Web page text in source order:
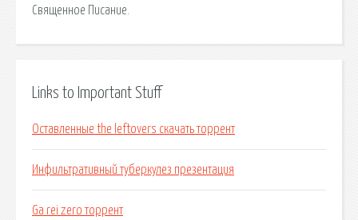
Священное Писание.
Links to Important Stuff
Оставленные the leftovers скачать торрент
Инфильтративный туберкулез презентация
Ga rei zero торрент